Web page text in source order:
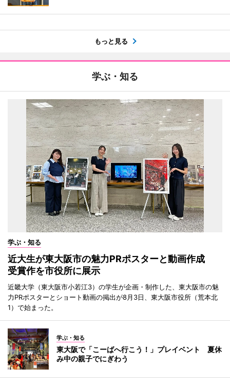
もっと見る
学ぶ・知る
学ぶ・知る
近大生が東大阪市の魅力PRポスターと動画作成
受賞作を市役所に展示
近畿大学（東大阪市小若江3）の学生が企画・制作した、東大阪市の魅
力PRポスターとショート動画の掲出が8月3日、東大阪市役所（荒本北
1）で始まった。
学ぶ・知る
東大阪で「こーばへ行こう！」プレイベント 夏休
み中の親子でにぎわう